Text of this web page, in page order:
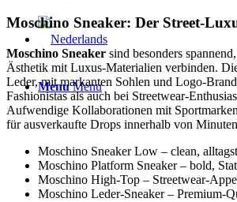
Menu Menu
Moschino Sneaker: Der Street-
Moschino Sneaker sind besonders
Ästhetik mit Luxus-Materialien verbinden.
Leder, mit markanten Sohlen und Logo-
Fashionistas als auch bei Streetwear-
Aufwendige Kollaborationen mit
für ausverkaufte Drops innerhalb von
Moschino Sneaker Low – clean,
Moschino Platform Sneaker – bold,
Moschino High-Top – Streetwear-
Moschino Leder-Sneaker – Premium-